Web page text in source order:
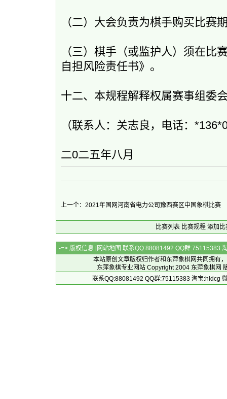
（二）大会负责为棋手购买比赛
（三）棋手（或监护人）须在比
自担风险责任书》。
十二、本规程解释权属赛事组委
（联系人：关志良，电话：
二0二五年八月
上一个：2021年国网河南省电力公司豫西赛区中国象棋比赛
比赛列表 比赛规程 添加比
-=> 版权信息 [网站地图 联系QQ:88081492 QQ群:75115383
本站原创文章版权归作者和 东萍象棋网共同拥有
东萍象棋专业网站 Copyright 2004 东萍象棋网
联系QQ:88081492 QQ群:75115383 淘宝:hldcg